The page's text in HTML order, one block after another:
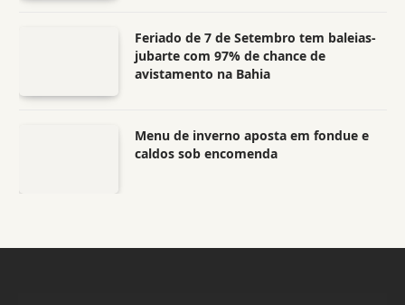
Feriado de 7 de Setembro tem baleias-
jubarte com 97% de chance de
avistamento na Bahia
Menu de inverno aposta em fondue e
caldos sob encomenda